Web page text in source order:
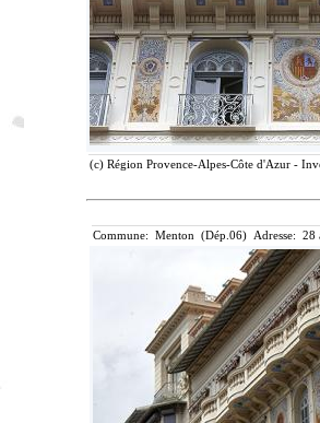
(c) Région Provence-Alpes-Côte d'Azur -
Commune: Menton (Dép.06) Adresse: 28